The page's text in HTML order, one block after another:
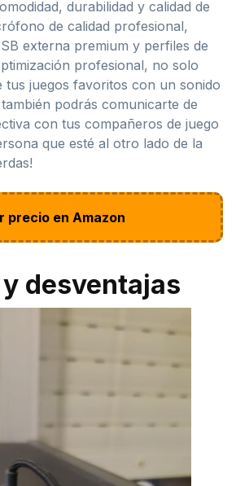
durabilidad y calidad de
de calidad profesional,
externa premium y perfiles de
profesional, no solo
tus juegos favoritos con un sonido
podrás comunicarte de
con tus compañeros de juego
que esté al otro lado de la
precio en Amazon
desventajas